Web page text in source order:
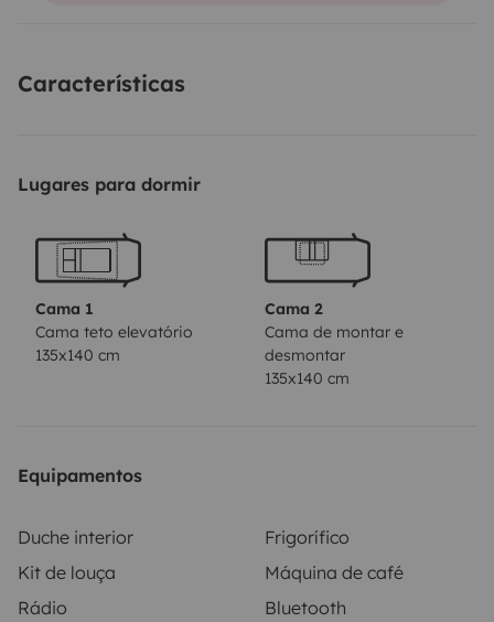
aislamiento térmico en paredes y techo y suelo.
Características
Lugares para dormir
Cama 1
Cama teto elevatório
135x140 cm
Cama 2
Cama de montar e
desmontar
135x140 cm
Equipamentos
Duche interior
Frigorífico
Kit de louça
Máquina de café
Rádio
Bluetooth